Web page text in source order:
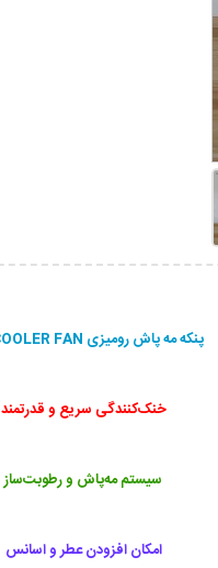
پنکه مه پاش رومیزی AIR COOLER FAN
خنک‌کنندگی سریع و قدرتمند
سیستم مه‌پاش و رطوبت‌ساز
امکان افزودن عطر و اسانس